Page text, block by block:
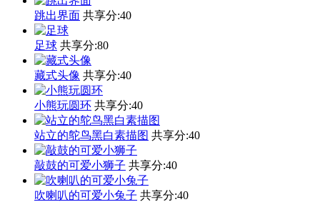
跳出界面 共享分:40
足球 共享分:80
藏式头像 共享分:40
小熊玩圆环 共享分:40
站立的鸵鸟黑白素描图 共享分:40
敲鼓的可爱小狮子 共享分:40
吹喇叭的可爱小兔子 共享分:40